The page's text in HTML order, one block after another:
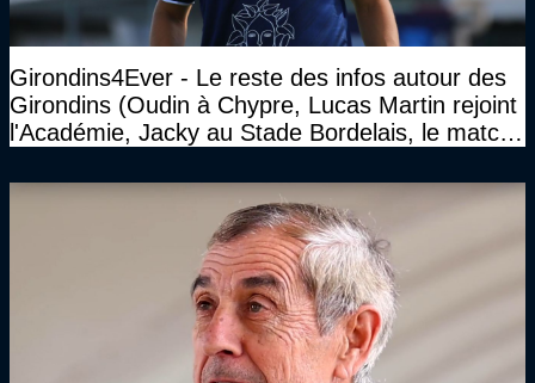
Girondins4Ever - Le reste des infos autour des
Girondins (Oudin à Chypre, Lucas Martin rejoint
l'Académie, Jacky au Stade Bordelais, le match